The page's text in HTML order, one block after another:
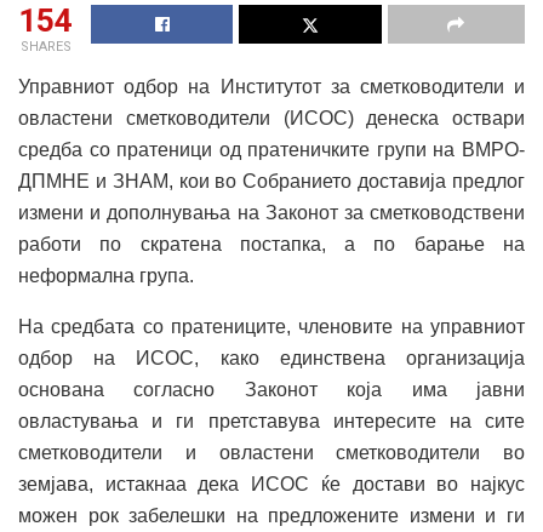
154
SHARES
Управниот одбор на Институтот за сметководители и
овластени сметководители (ИСОС) денеска оствари
средба со пратеници од пратеничките групи на ВМРО-
ДПМНЕ и ЗНАМ, кои во Собранието доставија предлог
измени и дополнувања на Законот за сметководствени
работи по скратена постапка, а по барање на
неформална група.
На средбата со пратениците, членовите на управниот
одбор на ИСОС, како единствена организација
основана согласно Законот која има јавни
овластувања и ги претставува интересите на сите
сметководители и овластени сметководители во
земјава, истакнаа дека ИСОС ќе достави во најкус
можен рок забелешки на предложените измени и ги